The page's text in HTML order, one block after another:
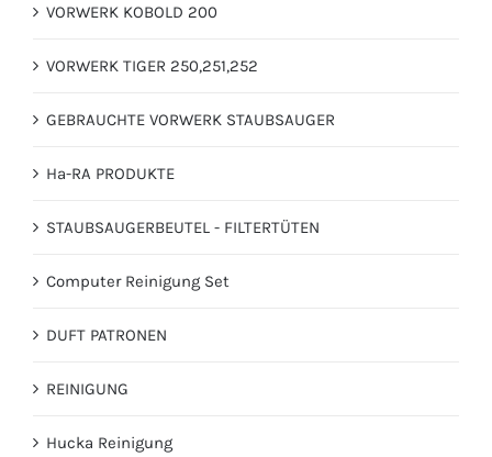
VORWERK KOBOLD 200
VORWERK TIGER 250,251,252
GEBRAUCHTE VORWERK STAUBSAUGER
Ha-RA PRODUKTE
STAUBSAUGERBEUTEL - FILTERTÜTEN
Computer Reinigung Set
DUFT PATRONEN
REINIGUNG
Hucka Reinigung